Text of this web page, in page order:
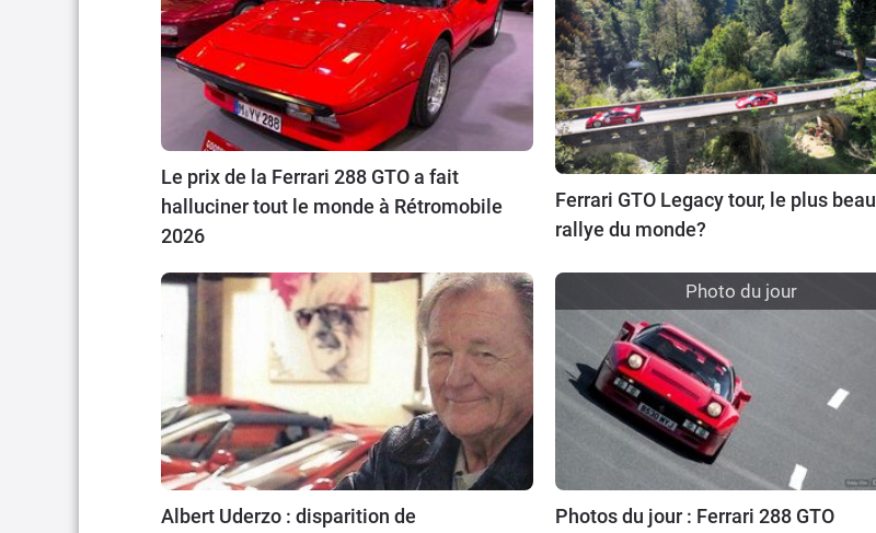
Le prix de la Ferrari 288 GTO a fait
halluciner tout le monde à Rétromobile
2026
Ferrari GTO Legacy tour, le plus beau
rallye du monde?
Albert Uderzo : disparition de
Photo du jour
Photos du jour : Ferrari 288 GTO